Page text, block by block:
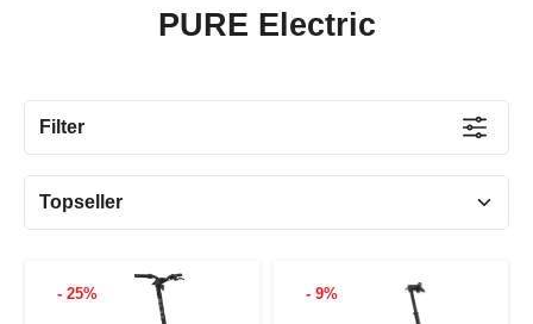
PURE Electric
Filter
- 25% - 9%